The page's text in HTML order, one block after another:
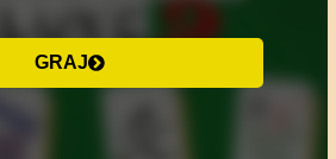
GRAJ